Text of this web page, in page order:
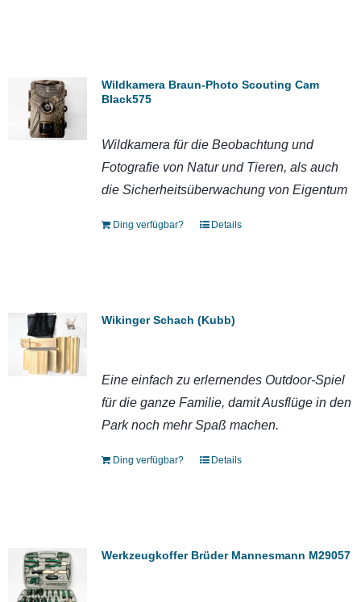
Wildkamera Braun-Photo Scouting Cam
Black575
Wildkamera für die Beobachtung und
Fotografie von Natur und Tieren, als auch
die Sicherheitsüberwachung von Eigentum
Ding verfügbar? Details
Wikinger Schach (Kubb)
Eine einfach zu erlernendes Outdoor-Spiel
für die ganze Familie, damit Ausflüge in den
Park noch mehr Spaß machen.
Ding verfügbar? Details
Werkzeugkoffer Brüder Mannesmann M29057